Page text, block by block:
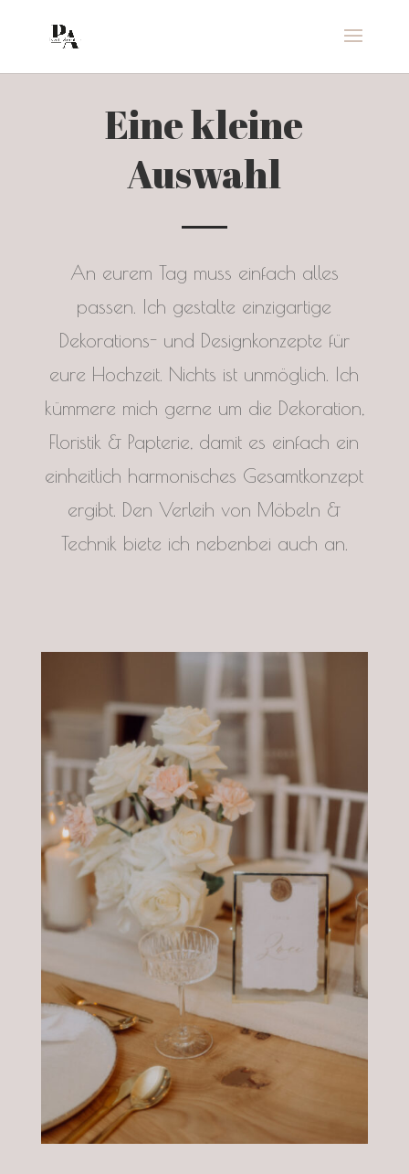
Eine kleine
Auswahl
An eurem Tag muss einfach alles
passen. Ich gestalte einzigartige
Dekorations- und Designkonzepte für
eure Hochzeit. Nichts ist unmöglich. Ich
kümmere mich gerne um die Dekoration,
Floristik & Papterie, damit es einfach ein
einheitlich harmonisches Gesamtkonzept
ergibt. Den Verleih von Möbeln &
Technik biete ich nebenbei auch an.